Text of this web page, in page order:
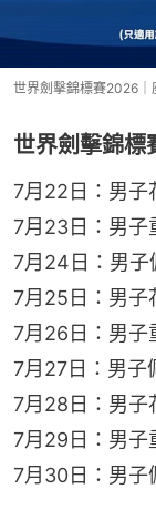
世界劍擊錦標賽2026｜
世界劍擊錦
7月22日：男子
7月23日：男子
7月24日：男子
7月25日：男子
7月26日：男子
7月27日：男子
7月28日：男子
7月29日：男子
7月30日：男子